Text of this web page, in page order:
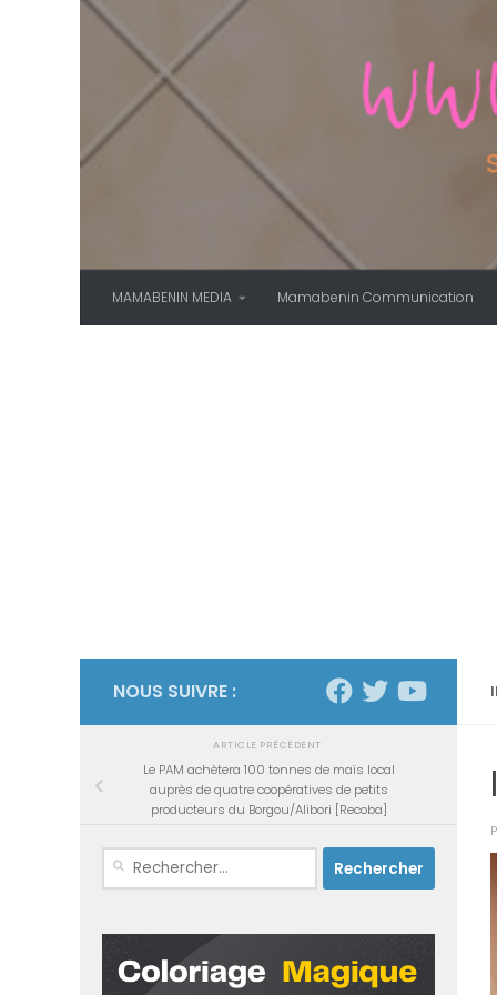
Skip to content
MAMABENIN MEDIA Mamabenin Communication
NOUS SUIVRE :
ARTICLE PRÉCÉDENT
Le PAM achètera 100 tonnes de maïs local
auprès de quatre coopératives de petits
producteurs du Borgou/Alibori [Recoba]
Rechercher :